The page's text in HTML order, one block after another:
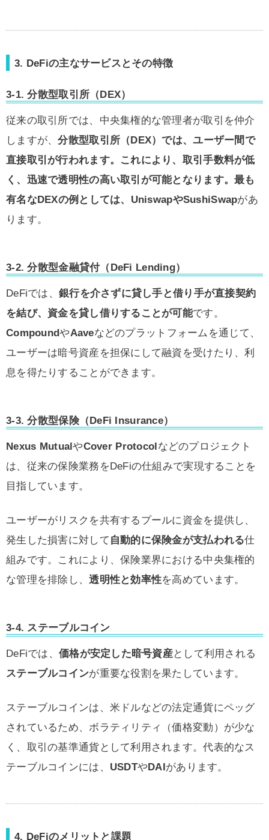
3. DeFiの主なサービスとその特徴
3-1.分散型取引所（DEX）
従来の取引所では、中央集権的な管理者が取引を仲介
しますが、分散型取引所（DEX）では、ユーザー間で
直接取引が行われます。これにより、取引手数料が低
く、迅速で透明性の高い取引が可能となります。最も
有名なDEXの例としては、UniswapやSushiSwapがあ
ります。
3-2.分散型金融貸付（DeFi Lending）
DeFiでは、 銀行を介さずに貸し手と借り手が直接契約
を結び、資金を貸し借りすることが可能です。
CompoundやAaveなどのプラットフォームを通じて、
ユーザーは暗号資産を担保にして融資を受けたり、利
息を得たりすることができます。
3-3.分散型保険（DeFi Insurance）
Nexus MutualやCover Protocolなどのプロジェクト
は、従来の保険業務をDeFiの仕組みで実現することを
目指しています。
ユーザーがリスクを共有するプールに資金を提供し、
発生した損害に対して 自動的に保険金が支払われる仕
組みです。これにより、保険業界における中央集権的
な管理を排除し、透明性と効率性を高めています。
3-4. ステーブルコイン
DeFiでは、 価格が安定した暗号資産として利用される
ステーブルコインが重要な役割を果たしています。
ステーブルコインは、米ドルなどの法定通貨にペッグ
されているため、ボラティリティ（価格変動）が少な
く、取引の基準通貨として利用されます。代表的なス
テーブルコインには、 USDTやDAIがあります。
4. DeFiのメリットと課題